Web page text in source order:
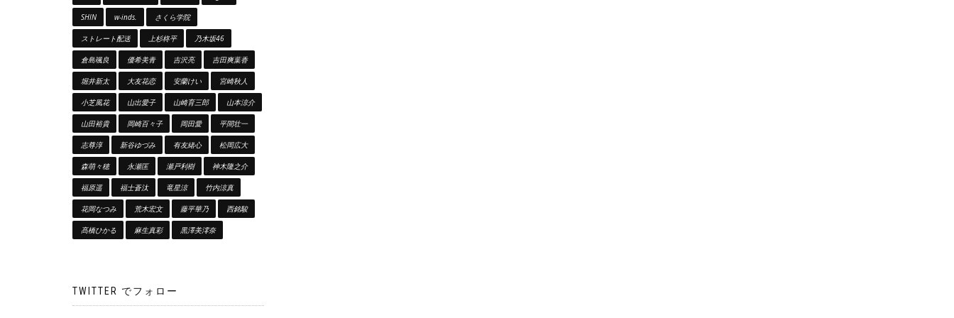
SHIN w-inds. さくら学院
ストレート配送 上杉柊平 乃木坂46
倉島颯良 優希美青 吉沢亮 吉田爽葉香
堀井新太 大友花恋 安蘭けい 宮崎秋人
小芝風花 山出愛子 山崎育三郎 山本涼介
山田裕貴 岡崎百々子 岡田愛 平間壮一
志尊淳 新谷ゆづみ 有友緒心 松岡広大
森萌々穂 永瀬匡 瀬戸利樹 神木隆之介
福原遥 福士蒼汰 竜星涼 竹内涼真
花岡なつみ 荒木宏文 藤平華乃 西銘駿
髙橋ひかる 麻生真彩 黒澤美澪奈
TWITTER でフォロー